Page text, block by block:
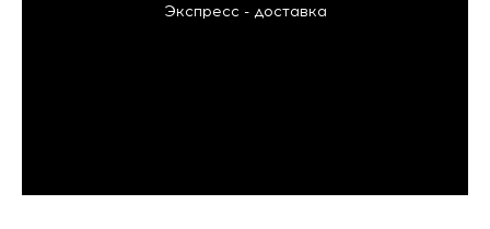
Экспресс - доставка